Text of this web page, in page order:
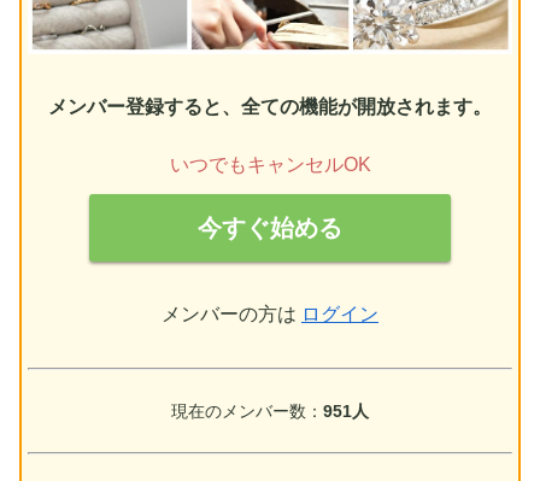
メンバー登録すると、全ての機能が開放されます。
いつでもキャンセルOK
今すぐ始める
メンバーの方は ログイン
現在のメンバー数： 951人